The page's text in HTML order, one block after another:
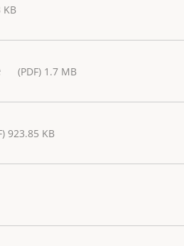
KB
(PDF) 1.7 MB
923.85 KB